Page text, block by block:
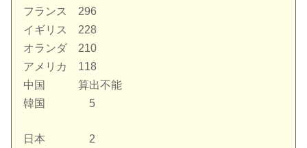
フランス 296
イギリス 228
オランダ 210
アメリカ 118
中国 算出不能
韓国 5
日本 2